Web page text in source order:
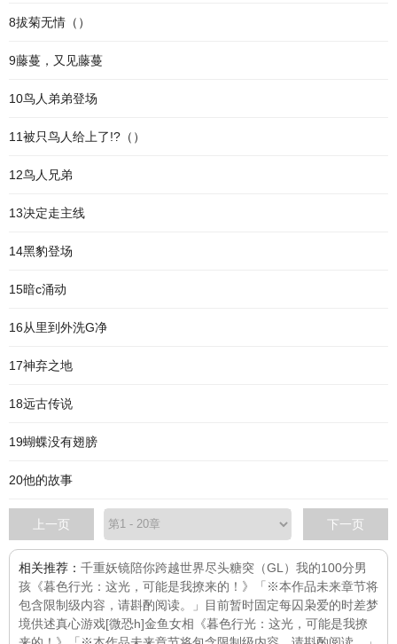
8拔菊无情（）
9藤蔓，又见藤蔓
10鸟人弟弟登场
11被只鸟人给上了!?（）
12鸟人兄弟
13决定走主线
14黑豹登场
15暗c涌动
16从里到外洗G净
17神弃之地
18远古传说
19蝴蝶没有翅膀
20他的故事
上一页 下一页
相关推荐： 千重妖镜陪你跨越世界尽头糖突（GL） 我的100分男
孩 《暮色行光：这光，可能是我撩来的！》「※本作品未来章节将
包含限制级内容，请斟酌阅读。」目前暂时固定每囚枭爱的时差梦
境供述真心游戏[微恐h]金鱼女相 《暮色行光：这光，可能是我撩